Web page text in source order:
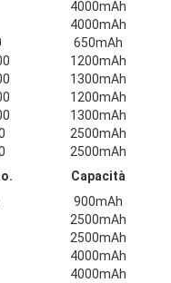
dell'energia
4000mAh
4000mAh
650mAh
1200mAh
1300mAh
1200mAh
1300mAh
2500mAh
2500mAh
Capacità
900mAh
2500mAh
2500mAh
4000mAh
4000mAh